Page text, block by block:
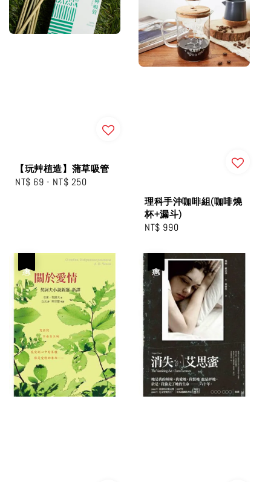
【玩艸植造】蒲草吸管
Regular
NT$ 69 - NT$ 250
理科手沖咖啡組(咖啡燒
杯+漏斗)
Regular
NT$ 990